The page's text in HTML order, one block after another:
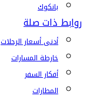
بانكوك
روابط ذات صلة
أدنى أسعار الرحلات
خارطة المسارات
أفكار السفر
المطارات